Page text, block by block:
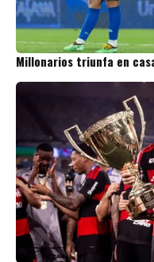
Millonarios triunfa en